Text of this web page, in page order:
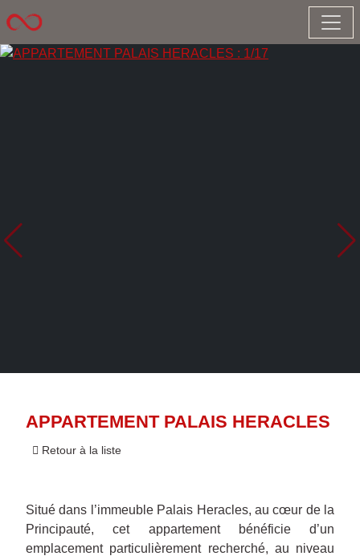
APPARTEMENT PALAIS HERACLES
Retour à la liste
Situé dans l’immeuble Palais Heracles, au cœur de la
Principauté, cet appartement bénéficie d’un
emplacement particulièrement recherché, au niveau